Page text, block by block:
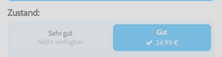
Zustand:
Sehr gut
Nicht verfügbar
Gut
24,99 €